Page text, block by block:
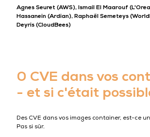
Agnes Seuret (AWS), Ismail El Maarouf
Hassanein (Ardian), Raphaël Semeteys
Deyris (CloudBees)
0 CVE dans vos
- et si c'était
Des CVE dans vos images container, est-ce
Pas si sûr.